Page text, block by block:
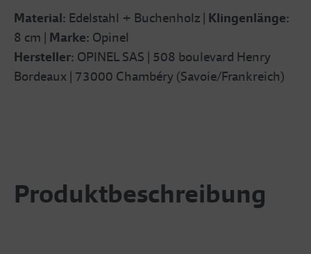
Material: Edelstahl + Buchenholz | Klingenlänge:
8 cm | Marke: Opinel
Hersteller: OPINEL SAS | 508 boulevard Henry
Bordeaux | 73000 Chambéry (Savoie/Frankreich)
Produktbeschreibung